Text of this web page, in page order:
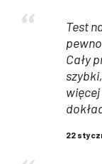
Test
Cały
22